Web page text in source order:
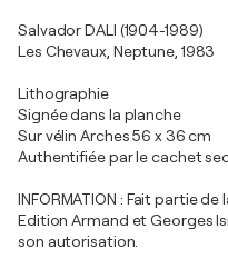
Salvador DALI (1904-1989)
Les Chevaux, Neptune, 1983
Lithographie
Signée dans la planche
Sur vélin Arches 56 x 36 cm
Authentifiée par le cachet
INFORMATION : Fait partie
Edition Armand et Georges
son autorisation.